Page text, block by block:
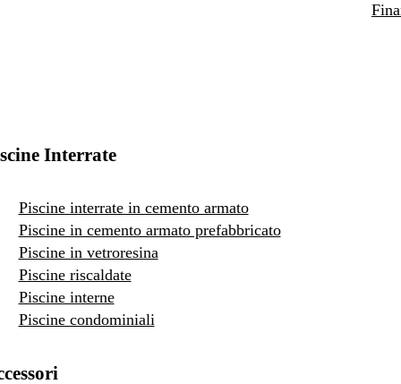
Interrate
Piscine interrate in cemento armato
Piscine in cemento armato prefabbricato
Piscine in vetroresina
Piscine riscaldate
Piscine interne
Piscine condominiali